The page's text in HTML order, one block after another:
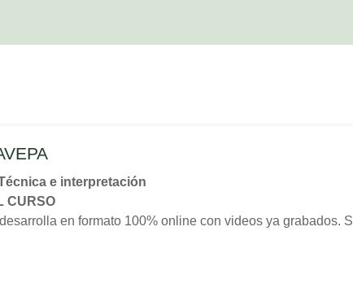
e interpretación
CURSO
en formato 100% online con videos ya grabados.